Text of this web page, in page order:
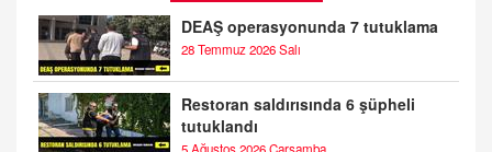
DEAŞ operasyonunda 7 tutuklama
28 Temmuz 2026 Salı
Restoran saldırısında 6 şüpheli
tutuklandı